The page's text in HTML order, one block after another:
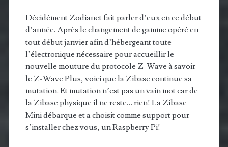
Décidément Zodianet fait parler d’eux en ce début
d’année. Après le changement de gamme opéré en
tout début janvier afin d’hébergeant toute
l’électronique nécessaire pour accueillir le
nouvelle mouture du protocole Z-Wave à savoir
le Z-Wave Plus, voici que la Zibase continue sa
mutation. Et mutation n’est pas un vain mot car de
la Zibase physique il ne reste… rien! La Zibase
Mini débarque et a choisit comme support pour
s’installer chez vous, un Raspberry Pi!